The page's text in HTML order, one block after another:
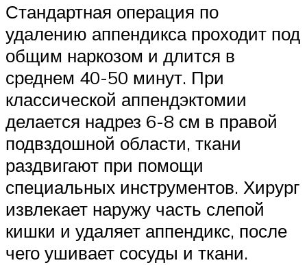
Стандартная операция по
удалению аппендикса проходит под
общим наркозом и длится в
среднем 40-50 минут. При
классической аппендэктомии
делается надрез 6-8 см в правой
подвздошной области, ткани
раздвигают при помощи
специальных инструментов. Хирург
извлекает наружу часть слепой
кишки и удаляет аппендикс, после
чего ушивает сосуды и ткани.